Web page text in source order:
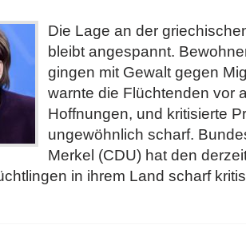
Die Lage an der
bleibt angespannt.
gingen mit Gewalt gegen
warnte die Flüchtenden vor
Hoffnungen, und kritisierte
ungewöhnlich scharf.
Merkel (CDU) hat den
in ihrem Land scharf